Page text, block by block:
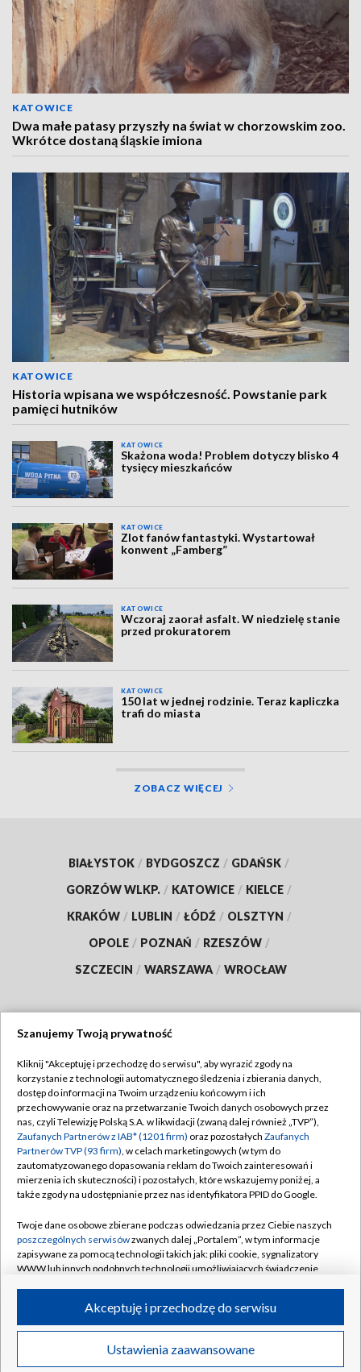
KATOWICE
Dwa małe patasy przyszły na świat w chorzowskim zoo.
Wkrótce dostaną śląskie imiona
KATOWICE
Historia wpisana we współczesność. Powstanie park
pamięci hutników
KATOWICE
Skażona woda! Problem dotyczy blisko 4
tysięcy mieszkańców
KATOWICE
Zlot fanów fantastyki. Wystartował
konwent „Famberg”
KATOWICE
Wczoraj zaorał asfalt. W niedzielę stanie
przed prokuratorem
KATOWICE
150 lat w jednej rodzinie. Teraz kapliczka
trafi do miasta
ZOBACZ WIĘCEJ
BIAŁYSTOK / BYDGOSZCZ / GDAŃSK /
GORZÓW WLKP. / KATOWICE / KIELCE /
KRAKÓW / LUBLIN / ŁÓDŹ / OLSZTYN /
OPOLE / POZNAŃ / RZESZÓW /
SZCZECIN / WARSZAWA / WROCŁAW
TVP
Abonament TVP
Emisja w TVP
Centrum informacji TVP
Naziemna Telewizja Cyfrowa
Rada Programowa
System NOS
Informacje o nadawcy
Program dla prasy
Ogłoszenie przetargowe
Regulamin TVP
Polityka prywatności
Moje zgody
Pomoc
Kontakt
Kanały
©2026 Telewizja Polska S.A. w likwidacji
Szanujemy Twoją prywatność
Kliknij "Akceptuję i przechodzę do serwisu", aby wyrazić zgody na
korzystanie z technologii automatycznego śledzenia i zbierania danych,
dostęp do informacji na Twoim urządzeniu końcowym i ich
przechowywanie oraz na przetwarzanie Twoich danych osobowych przez
nas, czyli Telewizję Polską S.A. w likwidacji (zwaną dalej również „TVP”),
Zaufanych Partnerów z IAB* (1201 firm) oraz pozostałych Zaufanych
Partnerów TVP (93 firm), w celach marketingowych (w tym do
zautomatyzowanego dopasowania reklam do Twoich zainteresowań i
mierzenia ich skuteczności) i pozostałych, które wskazujemy poniżej, a
także zgody na udostępnianie przez nas identyfikatora PPID do Google.
Twoje dane osobowe zbierane podczas odwiedzania przez Ciebie naszych
poszczególnych serwisówzwanych dalej „Portalem”, w tym informacje
zapisywane za pomocą technologii takich jak: pliki cookie, sygnalizatory
WWW lub innych podobnych technologii umożliwiających świadczenie
ruchu w Internecie.
Twoje dane osobowe zbierane podczas odwiedzania przez Ciebie
poszczególnych serwisówna Portalu, takie jak adresy IP, identyfikatory
Ustawienia zaawansowane
Akceptuję i przechodzę do serwisu